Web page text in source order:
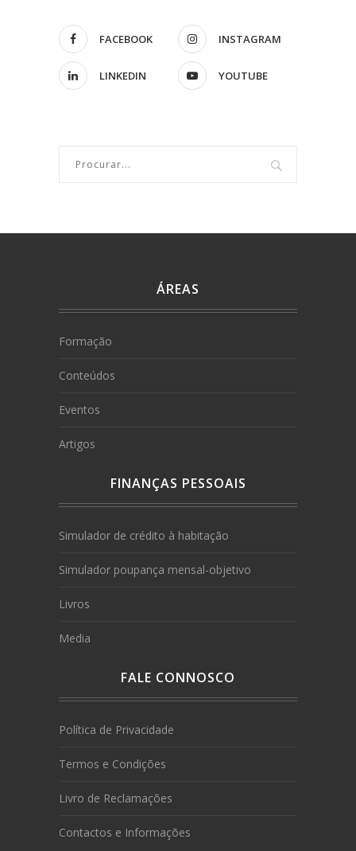
FACEBOOK INSTAGRAM
LINKEDIN YOUTUBE
ÁREAS
Formação
Conteúdos
Eventos
Artigos
FINANÇAS PESSOAIS
Simulador de crédito à habitação
Simulador poupança mensal-objetivo
Livros
Media
FALE CONNOSCO
Política de Privacidade
Termos e Condições
Livro de Reclamações
Contactos e Informações